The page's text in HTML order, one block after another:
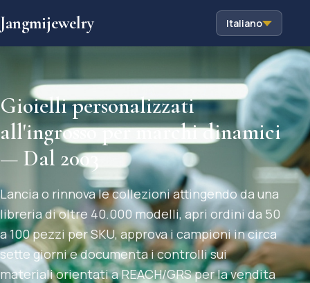
Jangmijewelry Italiano
Gioielli personalizzati
all'ingrosso per marchi dinamici
— Dal 2003
Lancia o rinnova le collezioni attingendo da una
libreria di oltre 40.000 modelli, apri ordini da 50
a 100 pezzi per SKU, approva i campioni in circa
sette giorni e documenta i controlli sui
materiali orientati a REACH/GRS per la vendita